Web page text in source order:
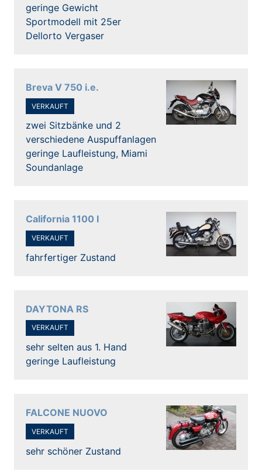
geringe Gewicht
Sportmodell mit 25er
Dellorto Vergaser
Breva V 750 i.e.
VERKAUFT
zwei Sitzbänke und 2
verschiedene Auspuffanlagen
geringe Laufleistung, Miami
Soundanlage
California 1100 I
VERKAUFT
fahrfertiger Zustand
DAYTONA RS
VERKAUFT
sehr selten aus 1. Hand
geringe Laufleistung
FALCONE NUOVO
VERKAUFT
sehr schöner Zustand